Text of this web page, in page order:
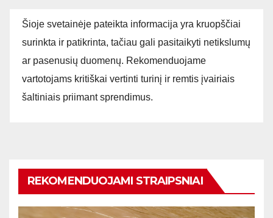
Šioje svetainėje pateikta informacija yra kruopščiai
surinkta ir patikrinta, tačiau gali pasitaikyti netikslumų
ar pasenusių duomenų. Rekomenduojame
vartotojams kritiškai vertinti turinį ir remtis įvairiais
šaltiniais priimant sprendimus.
REKOMENDUOJAMI STRAIPSNIAI